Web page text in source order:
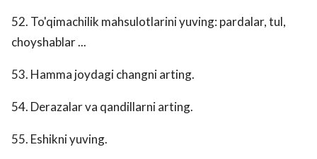
52. To'qimachilik mahsulotlarini yuving: pardalar, tul,
choyshablar ...
53. Hamma joydagi changni arting.
54. Derazalar va qandillarni arting.
55. Eshikni yuving.